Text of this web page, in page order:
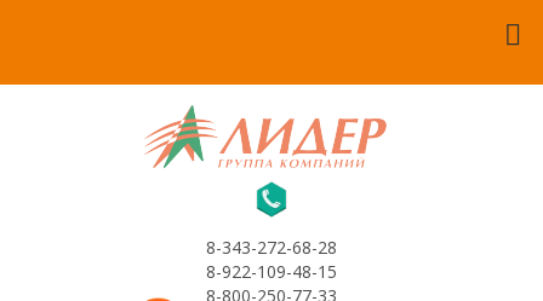
8-343-272-68-28
8-922-109-48-15
8-800-250-77-33